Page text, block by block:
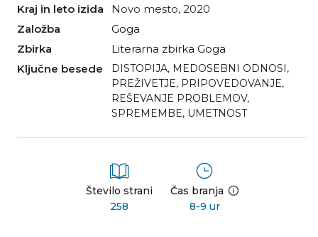
Kraj in leto izida
Novo mesto, 2020
Založba
Goga
Zbirka
Literarna zbirka Goga
Ključne besede
DISTOPIJA, MEDOSEBNI ODNOSI ,
PREŽIVETJE, PRIPOVEDOVANJE,
REŠEVANJE PROBLEMOV,
SPREMEMBE, UMETNOST
Število strani
258
Čas branja
8-9 ur